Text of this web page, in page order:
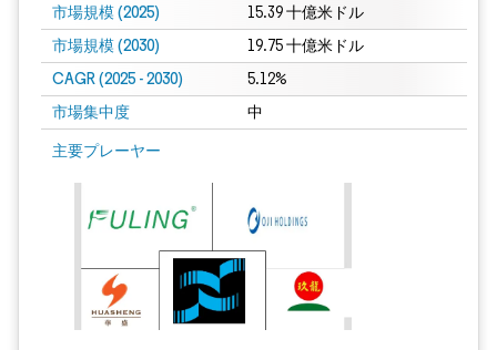
市場規模 (2025) 15.39 十億米ドル
市場規模 (2030) 19.75 十億米ドル
CAGR (2025 - 2030) 5.12%
市場集中度 中
主要プレーヤー